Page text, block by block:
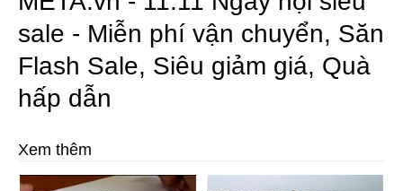
sale - Miễn phí vận chuyển, Săn
Flash Sale, Siêu giảm giá, Quà
hấp dẫn
Xem thêm